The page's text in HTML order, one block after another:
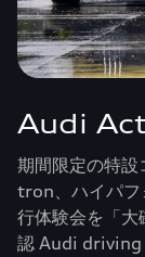
Audi
期間限定の特
tron、ハイパフ
行体験会を「大
認 Audi driving